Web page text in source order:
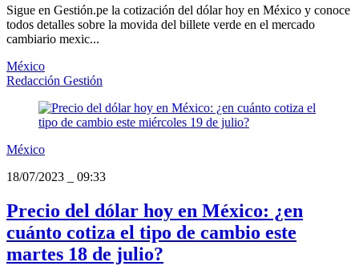
Sigue en Gestión.pe la cotización del dólar hoy en México y conoce
todos detalles sobre la movida del billete verde en el mercado
cambiario mexic...
México
Redacción Gestión
México
18/07/2023
09:33
Precio del dólar hoy en México: ¿en
cuánto cotiza el tipo de cambio este
martes 18 de julio?